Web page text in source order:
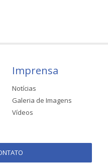
Imprensa
Notícias
Galeria de Imagens
Vídeos